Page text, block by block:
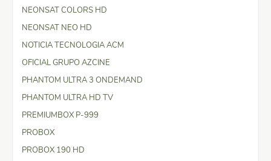
NEONSAT COLORS HD
NEONSAT NEO HD
NOTICIA TECNOLOGIA ACM
OFICIAL GRUPO AZCINE
PHANTOM ULTRA 3 ONDEMAND
PHANTOM ULTRA HD TV
PREMIUMBOX P-999
PROBOX
PROBOX 190 HD